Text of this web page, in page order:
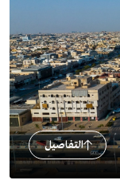
التفاصيل